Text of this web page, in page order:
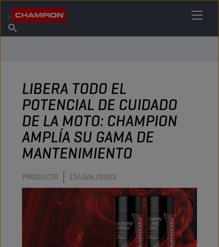
Acerca de champion
Encuentra un punto de venta
LIBERA TODO EL
POTENCIAL DE CUIDADO
DE LA MOTO: CHAMPION
AMPLÍA SU GAMA DE
MANTENIMIENTO
PRODUCTO 13/JUN./2023